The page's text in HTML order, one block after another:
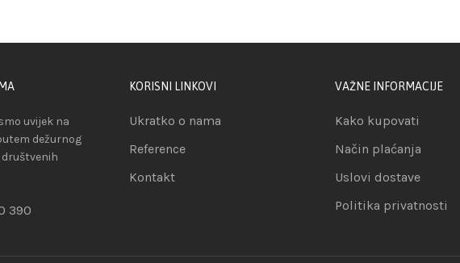
uvijek na
dežurnog
390
KORISNI LINKOVI
Ukratko o nama
Reference
Kontakt
VAŽNE INFORMACIJE
Kako kupovati
Način plaćanja
Uslovi dostave
Politika privatnosti